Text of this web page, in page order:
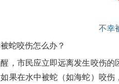
不幸
蛇咬伤怎么办？
，市民应立即远离发生咬伤
果在水中被蛇（如海蛇）咬